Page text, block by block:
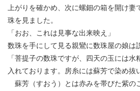
上がりを確かめ、次に螺鈿の箱を開け
珠を見ました。
「おお、これは見事な出来映え」
数珠を手にして見る親鸞に数珠屋の娘は
「菩提子の数珠ですが、四天の玉には
入れております。房糸には蘇芳で染め抜
蘇芳（すおう）とは赤みを帯びた紫の